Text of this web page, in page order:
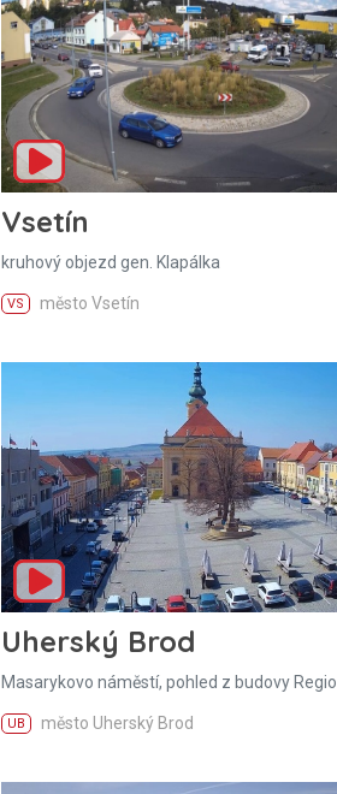
Vsetín
kruhový objezd gen. Klapálka
VS město Vsetín
Uherský Brod
Masarykovo náměstí, pohled z budovy Regio
UB město Uherský Brod